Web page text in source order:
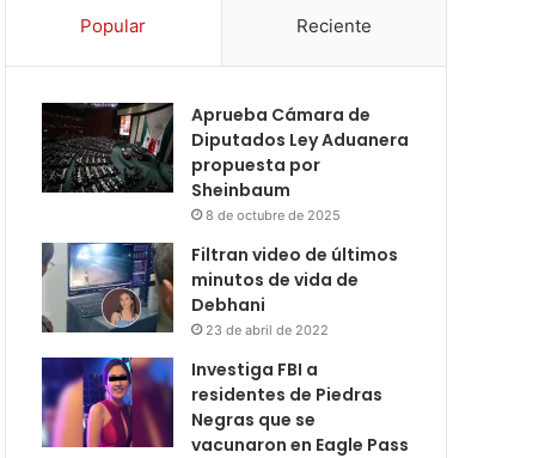
Popular Reciente
Aprueba Cámara de
Diputados Ley Aduanera
propuesta por
Sheinbaum
8 de octubre de 2025
Filtran video de últimos
minutos de vida de
Debhani
23 de abril de 2022
Investiga FBI a
residentes de Piedras
Negras que se
vacunaron en Eagle Pass